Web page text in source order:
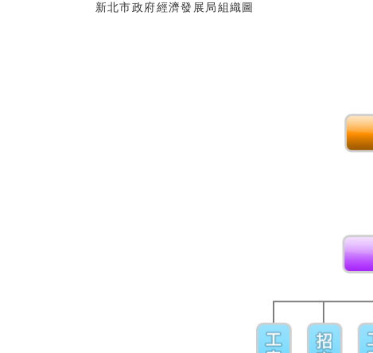
新北市政府經濟發展局組織圖